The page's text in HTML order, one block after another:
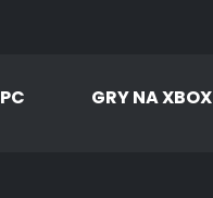
GRY NA XBOX